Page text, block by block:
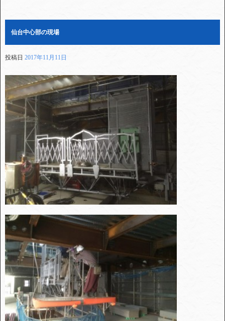
仙台中心部の現場
投稿日 2017年11月11日